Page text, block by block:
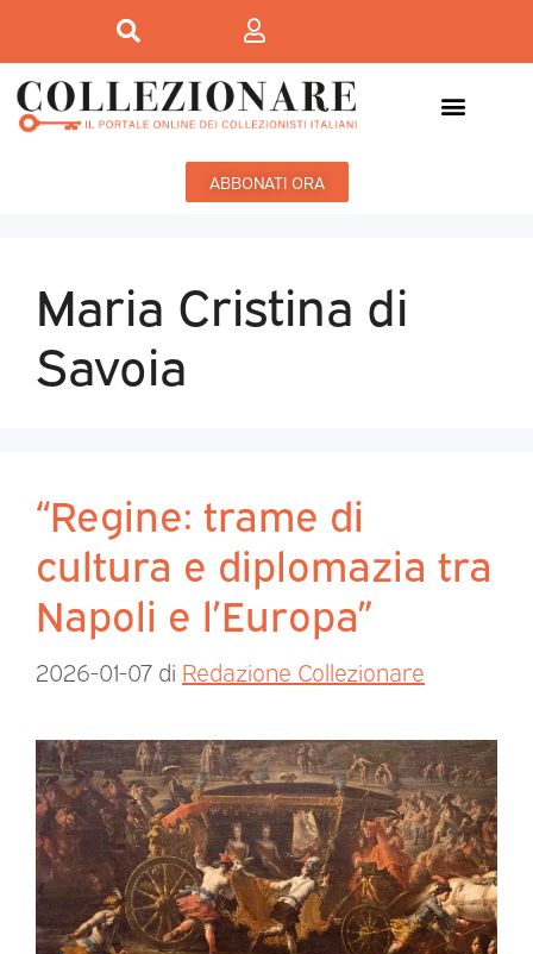
ABBONATI ORA
Maria Cristina di
Savoia
“Regine: trame di
cultura e diplomazia tra
Napoli e l’Europa”
2026-01-07 di Redazione Collezionare